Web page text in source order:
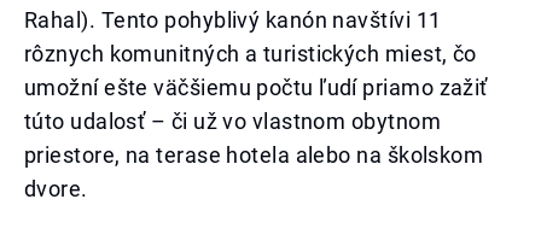
Rahal). Tento pohyblivý kanón navštívi 11
rôznych komunitných a turistických miest, čo
umožní ešte väčšiemu počtu ľudí priamo zažiť
túto udalosť – či už vo vlastnom obytnom
priestore, na terase hotela alebo na školskom
dvore.